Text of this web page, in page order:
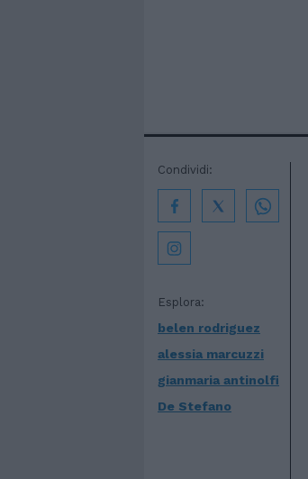
Esplora:
belen rodriguez
alessia marcuzzi
gianmaria antinolfi
De Stefano
Condividi: